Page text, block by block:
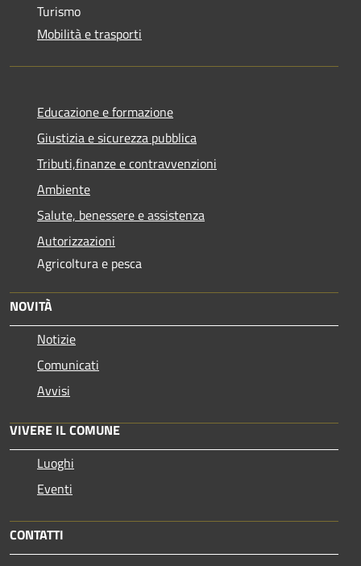
Turismo
Mobilità e trasporti
Educazione e formazione
Giustizia e sicurezza pubblica
Tributi,finanze e contravvenzioni
Ambiente
Salute, benessere e assistenza
Autorizzazioni
Agricoltura e pesca
NOVITÀ
Notizie
Comunicati
Avvisi
VIVERE IL COMUNE
Luoghi
Eventi
CONTATTI